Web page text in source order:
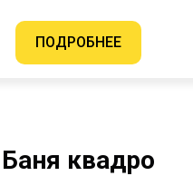
ПОДРОБНЕЕ
Баня квадро